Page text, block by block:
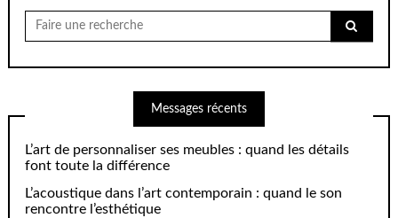
Chercher
pour:
Messages récents
L’art de personnaliser ses meubles : quand les détails
font toute la différence
L’acoustique dans l’art contemporain : quand le son
rencontre l’esthétique